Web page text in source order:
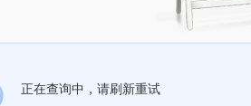
正在查询中，请刷新重试